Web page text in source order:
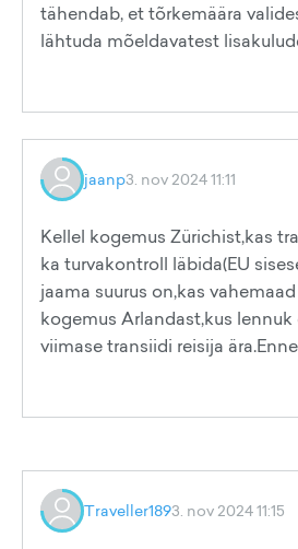
tähendab, et tõrkemäära
lähtuda mõeldavatest
jaanp3. nov 2024 11:11
Kellel kogemus Zürichist,kas
ka turvakontroll läbida(EU
jaama suurus on,kas
kogemus Arlandast,kus
viimase transiidi reisija
Traveller1893. nov 2024 11:15